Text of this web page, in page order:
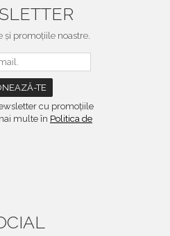
și promoțiile noastre.
cu promoțiile
multe în Politica de